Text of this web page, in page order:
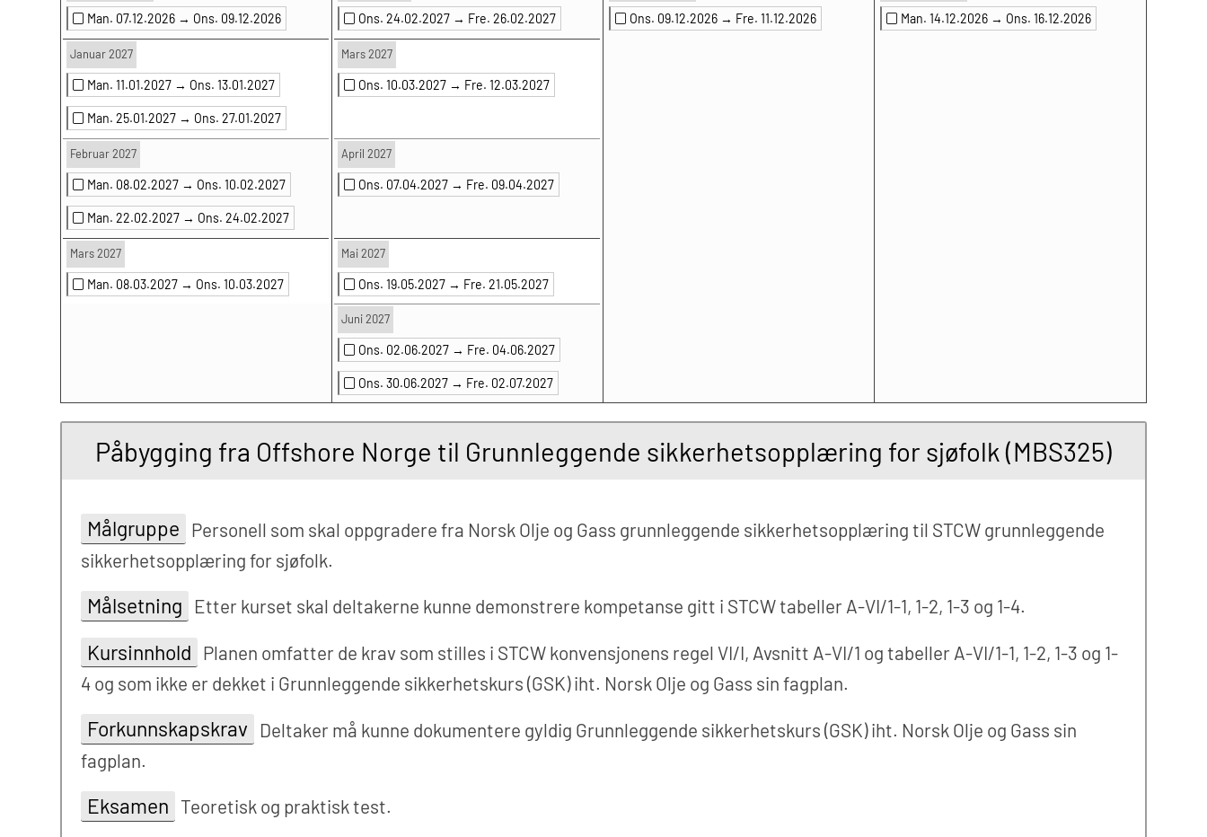
Man. 07.12.2026 → Ons. 09.12.2026
Januar 2027
Man. 11.01.2027 → Ons. 13.01.2027
Man. 25.01.2027 → Ons. 27.01.2027
Februar 2027
Man. 08.02.2027 → Ons. 10.02.2027
Man. 22.02.2027 → Ons. 24.02.2027
Mars 2027
Man. 08.03.2027 → Ons. 10.03.2027
Ons. 24.02.2027 → Fre. 26.02.2027
Mars 2027
Ons. 10.03.2027 → Fre. 12.03.2027
April 2027
Ons. 07.04.2027 → Fre. 09.04.2027
Mai 2027
Ons. 19.05.2027 → Fre. 21.05.2027
Juni 2027
Ons. 02.06.2027 → Fre. 04.06.2027
Ons. 30.06.2027 → Fre. 02.07.2027
Ons. 09.12.2026 → Fre. 11.12.2026 Man. 14.12.2026 → Ons. 16.12.2026
Påbygging fra Offshore Norge til Grunnleggende sikkerhetsopplæring for sjøfolk (MBS325)
Målgruppe Personell som skal oppgradere fra Norsk Olje og Gass grunnleggende sikkerhetsopplæring til STCW grunnleggende
sikkerhetsopplæring for sjøfolk.
Målsetning Etter kurset skal deltakerne kunne demonstrere kompetanse gitt i STCW tabeller A-VI/1-1, 1-2, 1-3 og 1-4.
Kursinnhold Planen omfatter de krav som stilles i STCW konvensjonens regel VI/I, Avsnitt A-VI/1 og tabeller A-VI/1-1, 1-2, 1-3 og 1-
4 og som ikke er dekket i Grunnleggende sikkerhetskurs (GSK) iht. Norsk Olje og Gass sin fagplan.
Forkunnskapskrav
Deltaker må kunne dokumentere gyldig Grunnleggende sikkerhetskurs (GSK) iht. Norsk Olje og Gass sin
fagplan.
Eksamen Teoretisk og praktisk test.